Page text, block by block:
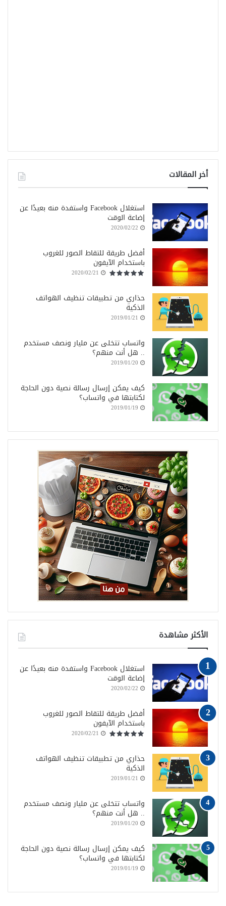
أخر المقالات
استغلال Facebook واستفدة منه بعيدًا عن
إضاعة الوقت
2020/02/22
أفضل طريقة للتقاط الصور للغروب
باستخدام الآيفون
2020/02/21
حذاري من تطبيقات تنظيف الهواتف
الذكية
2019/01/21
واتساب تتخلى عن مليار ونصف مستخدم
.. هل أنت منهم؟
2019/01/20
كيف يمكن إرسال رسالة نصية دون الحاجة
لكتابتها في واتساب؟
2019/01/19
الأكثر مشاهدة
استغلال Facebook واستفدة منه بعيدًا عن
إضاعة الوقت
2020/02/22
أفضل طريقة للتقاط الصور للغروب
باستخدام الآيفون
2020/02/21
حذاري من تطبيقات تنظيف الهواتف
الذكية
2019/01/21
واتساب تتخلى عن مليار ونصف مستخدم
.. هل أنت منهم؟
2019/01/20
كيف يمكن إرسال رسالة نصية دون الحاجة
لكتابتها في واتساب؟
2019/01/19